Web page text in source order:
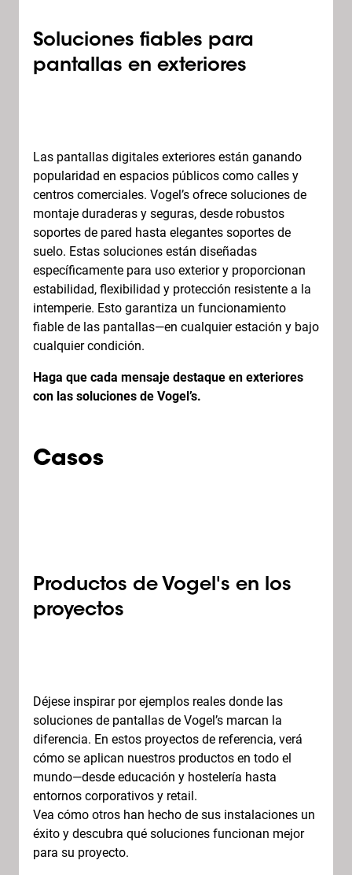
Soluciones fiables para
pantallas en exteriores
Las pantallas digitales exteriores están ganando
popularidad en espacios públicos como calles y
centros comerciales. Vogel’s ofrece soluciones de
montaje duraderas y seguras, desde robustos
soportes de pared hasta elegantes soportes de
suelo. Estas soluciones están diseñadas
específicamente para uso exterior y proporcionan
estabilidad, flexibilidad y protección resistente a la
intemperie. Esto garantiza un funcionamiento
fiable de las pantallas—en cualquier estación y bajo
cualquier condición.
Haga que cada mensaje destaque en exteriores
con las soluciones de Vogel’s.
Casos
Productos de Vogel's en los
proyectos
Déjese inspirar por ejemplos reales donde las
soluciones de pantallas de Vogel’s marcan la
diferencia. En estos proyectos de referencia, verá
cómo se aplican nuestros productos en todo el
mundo—desde educación y hostelería hasta
entornos corporativos y retail.
Vea cómo otros han hecho de sus instalaciones un
éxito y descubra qué soluciones funcionan mejor
para su proyecto.